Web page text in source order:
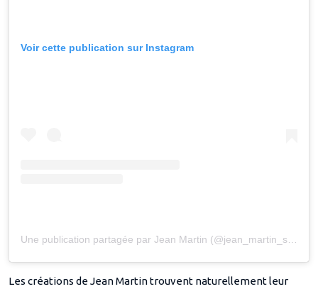
Voir cette publication sur Instagram
Les créations de Jean Martin trouvent naturellement leur